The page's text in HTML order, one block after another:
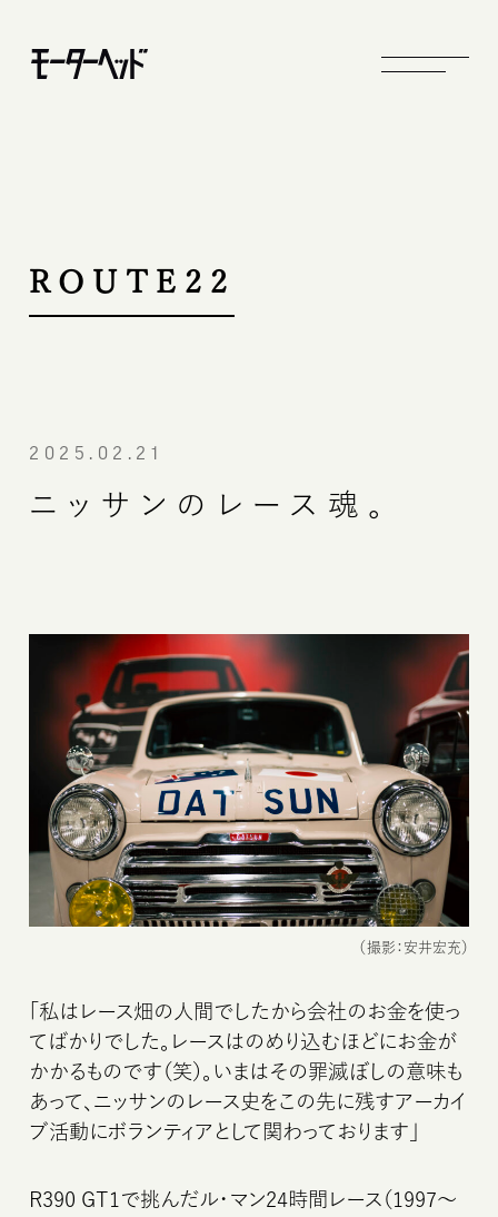
ROUTE22
ニッサンのレース魂。
2025.02.21
（撮影：安井宏充）
「私はレース畑の人間でしたから会社のお金を使っ
てばかりでした。レースはのめり込むほどにお金が
かかるものです（笑）。いまはその罪滅ぼしの意味も
あって、ニッサンのレース史をこの先に残すアーカイ
ブ活動にボランティアとして関わっております」
R390 GT1で挑んだル・マン24時間レース（1997〜